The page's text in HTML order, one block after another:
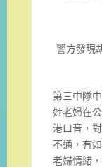
警方發現
第三中隊
姓老婦在
港口音，
不通，有
老婦情緒